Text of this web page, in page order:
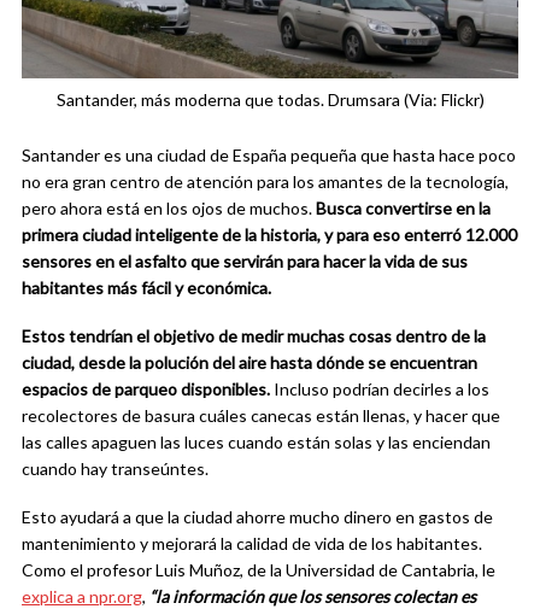
Santander, más moderna que todas. Drumsara (Via: Flickr)
Santander es una ciudad de España pequeña que hasta hace poco
no era gran centro de atención para los amantes de la tecnología,
pero ahora está en los ojos de muchos.Busca convertirse en la
primera ciudad inteligente de la historia, y para eso enterró 12.000
sensores en el asfalto que servirán para hacer la vida de sus
habitantes más fácil y económica.
Estos tendrían el objetivo de medir muchas cosas dentro de la
ciudad, desde la polución del aire hasta dónde se encuentran
espacios de parqueo disponibles. Incluso podrían decirles a los
recolectores de basura cuáles canecas están llenas, y hacer que
las calles apaguen las luces cuando están solas y las enciendan
cuando hay transeúntes.
Esto ayudará a que la ciudad ahorre mucho dinero en gastos de
mantenimiento y mejorará la calidad de vida de los habitantes.
Como el profesor Luis Muñoz, de la Universidad de Cantabria, le
explica a npr.org, “la información que los sensores colectan es